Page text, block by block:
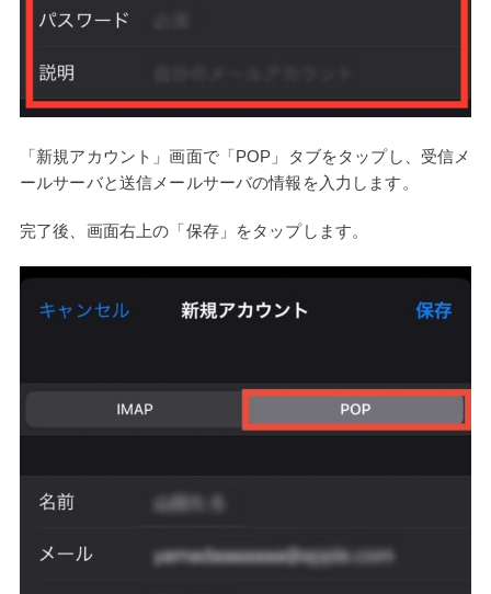
「新規アカウント」画面で「POP」タブをタップし、受信メ
ールサーバと送信メールサーバの情報を入力します。
完了後、画面右上の「保存」をタップします。